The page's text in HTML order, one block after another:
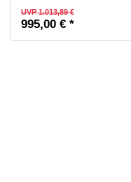
UVP 1.013,89 €
995,00 € *